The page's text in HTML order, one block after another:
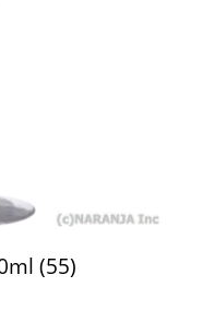
(55)